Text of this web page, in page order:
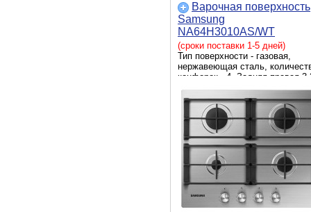
Варочная поверхность
Samsung
NA64H3010AS/WT
(сроки поставки 1-5 дней)
Тип поверхности - газовая,
нержавеющая сталь,
конфорок - 4, Задняя правая
кВт, Передняя левая 1 кВт,
Передняя правая 2 кВт, Задняя
левая 3.3 кВт, Управление -
механическое, Газ-контроль -
есть, Электроподжиг - есть,
Материал решеток - чугун,
природный газ, 220 В, Размеры
ниши для встраивания - 56 х
5 см, 16 кг, нержавеющая